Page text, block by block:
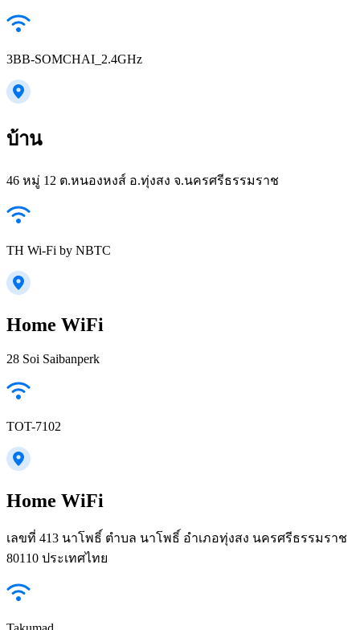
3BB-SOMCHAI_2.4GHz
บ้าน
46 หมู่ 12 ต.หนองหงส์ อ.ทุ่งสง จ.นครศรีธรรมราช
TH Wi-Fi by NBTC
Home WiFi
28 Soi Saibanperk
TOT-7102
Home WiFi
เลขที่ 413 นาโพธิ์ ตำบล นาโพธิ์ อำเภอทุ่งสง นครศรีธรรมราช
80110 ประเทศไทย